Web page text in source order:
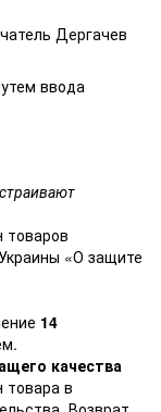
Дергачев
ввода
товаров
«О защите
14
качества
товара в